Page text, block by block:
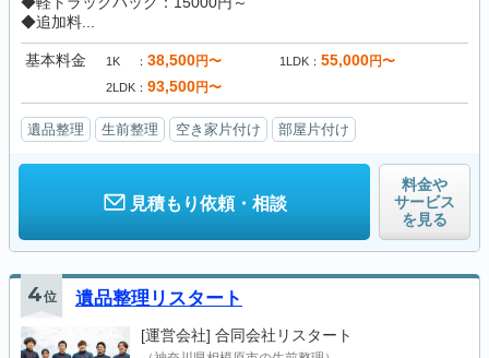
◆追加料...
基本料金 1K 38,500円〜 1LDK 55,000円〜
2LDK 93,500円〜
遺品整理 生前整理 空き家片付け 部屋片付け
見積もり依頼・相談
料金や
サービス
を見る
4位 遺品整理リスタート
[運営会社] 合同会社リスタート